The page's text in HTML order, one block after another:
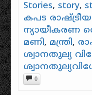
Stories, story,
കപട
ന്യായീകരണ
മണി, മന്ത്രി,
ശ്വാനതുല്യ
0